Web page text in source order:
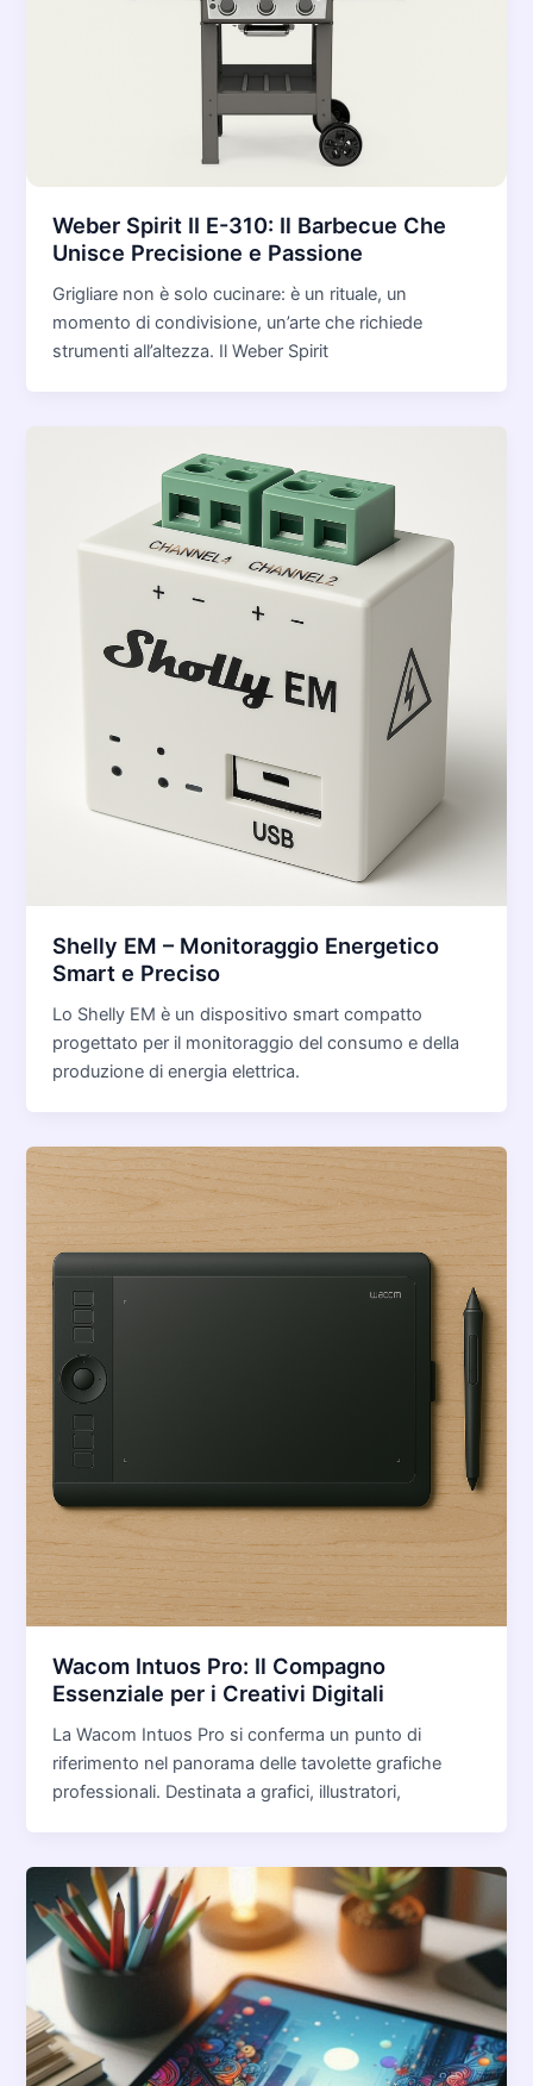
Weber Spirit II E-310: Il Barbecue Che
Unisce Precisione e Passione
Grigliare non è solo cucinare: è un rituale, un
momento di condivisione, un’arte che richiede
strumenti all’altezza. Il Weber Spirit
Shelly EM – Monitoraggio Energetico
Smart e Preciso
Lo Shelly EM è un dispositivo smart compatto
progettato per il monitoraggio del consumo e della
produzione di energia elettrica.
Wacom Intuos Pro: Il Compagno
Essenziale per i Creativi Digitali
La Wacom Intuos Pro si conferma un punto di
riferimento nel panorama delle tavolette grafiche
professionali. Destinata a grafici, illustratori,